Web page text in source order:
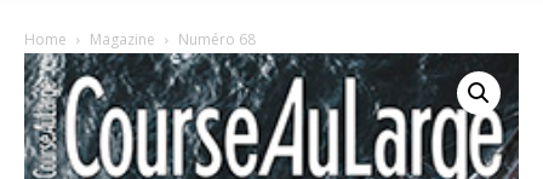
Home Magazine Numéro 68